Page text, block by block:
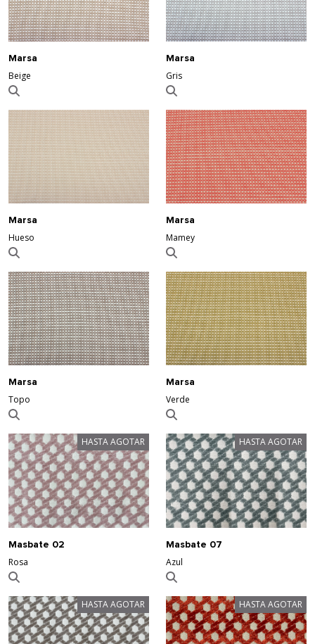
Marsa
Beige
Marsa
Gris
Marsa
Hueso
Marsa
Mamey
Marsa
Topo
Marsa
Verde
HASTA AGOTAR
Masbate 02
Rosa
HASTA AGOTAR
Masbate 07
Azul
HASTA AGOTAR HASTA AGOTAR